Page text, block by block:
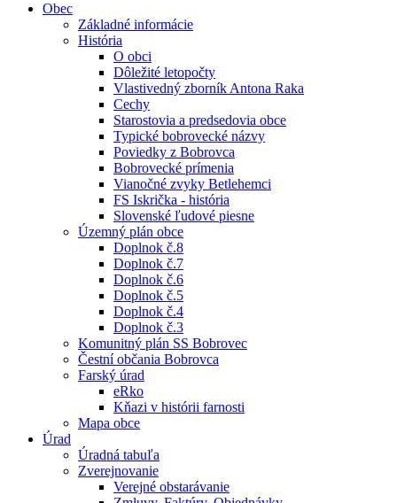
Obec
Základné informácie
História
O obci
Dôležité letopočty
Vlastivedný zborník Antona Raka
Cechy
Starostovia a predsedovia obce
Typické bobrovecké názvy
Poviedky z Bobrovca
Bobrovecké prímenia
Vianočné zvyky Betlehemci
FS Iskrička - história
Slovenské ľudové piesne
Územný plán obce
Doplnok č.8
Doplnok č.7
Doplnok č.6
Doplnok č.5
Doplnok č.4
Doplnok č.3
Komunitný plán SS Bobrovec
Čestní občania Bobrovca
Farský úrad
eRko
Kňazi v histórii farnosti
Mapa obce
Úrad
Úradná tabuľa
Zverejnovanie
Verejné obstarávanie